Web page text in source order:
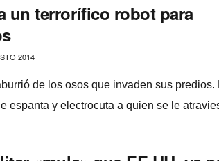
un terrorí­fico robot para
2014
de los osos que invaden sus predios.
espanta y electrocuta a quien se le